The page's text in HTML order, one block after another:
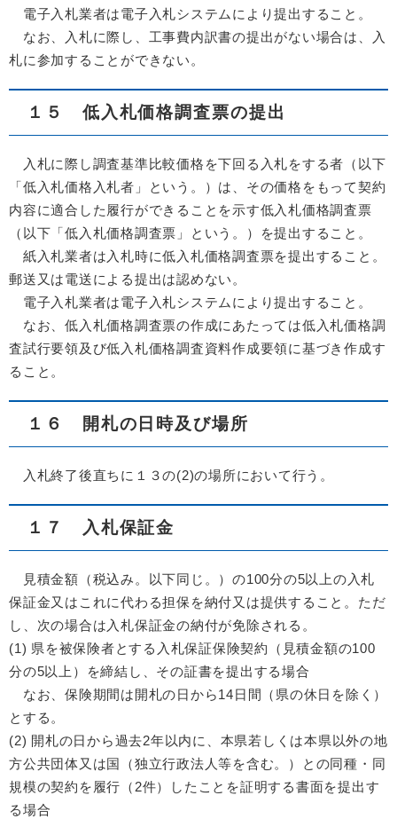
電子入札業者は電子入札システムにより提出すること。
なお、入札に際し、工事費内訳書の提出がない場合は、入
札に参加することができない。
１５ 低入札価格調査票の提出
入札に際し調査基準比較価格を下回る入札をする者（以下
「低入札価格入札者」という。）は、その価格をもって契約
内容に適合した履行ができることを示す低入札価格調査票
（以下「低入札価格調査票」という。）を提出すること。
紙入札業者は入札時に低入札価格調査票を提出すること。
郵送又は電送による提出は認めない。
電子入札業者は電子入札システムにより提出すること。
なお、低入札価格調査票の作成にあたっては低入札価格調
査試行要領及び低入札価格調査資料作成要領に基づき作成す
ること。
１６ 開札の日時及び場所
入札終了後直ちに１３の(2)の場所において行う。
１７ 入札保証金
見積金額（税込み。以下同じ。）の100分の5以上の入札
保証金又はこれに代わる担保を納付又は提供すること。ただ
し、次の場合は入札保証金の納付が免除される。
(1) 県を被保険者とする入札保証保険契約（見積金額の100
分の5以上）を締結し、その証書を提出する場合
なお、保険期間は開札の日から14日間（県の休日を除く）
とする。
(2) 開札の日から過去2年以内に、本県若しくは本県以外の地
方公共団体又は国（独立行政法人等を含む。）との同種・同
規模の契約を履行（2件）したことを証明する書面を提出す
る場合